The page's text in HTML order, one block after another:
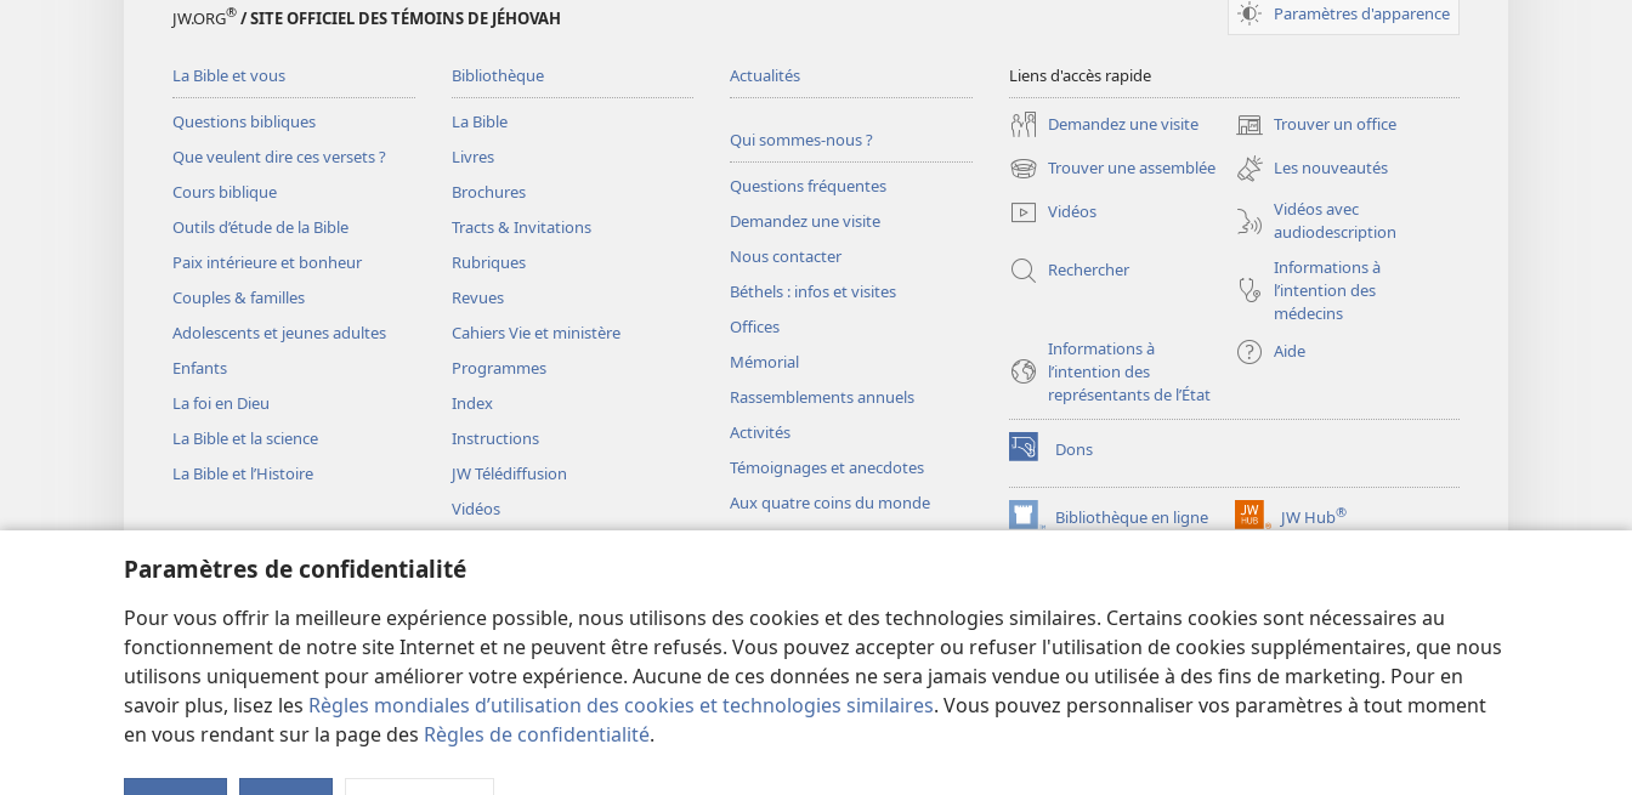
Paramètres de confidentialité
Pour vous offrir la meilleure expérience possible, nous utilisons des cookies et des technologies similaires. Certains cookies sont nécessaires au
fonctionnement de notre site Internet et ne peuvent être refusés. Vous pouvez accepter ou refuser l'utilisation de cookies supplémentaires, que nous
utilisons uniquement pour améliorer votre expérience. Aucune de ces données ne sera jamais vendue ou utilisée à des fins de marketing. Pour en
savoir plus, lisez les Règles mondiales d’utilisation des cookies et technologies similaires. Vous pouvez personnaliser vos paramètres à tout moment
en vous rendant sur la page des Règles de confidentialité.
JW.ORG® / SITE OFFICIEL DES TÉMOINS DE JÉHOVAH Paramètres d'apparence
La Bible et vous
Questions bibliques
Que veulent dire ces versets ?
Cours biblique
Outils d’étude de la Bible
Paix intérieure et bonheur
Couples & familles
Adolescents et jeunes adultes
Enfants
La foi en Dieu
La Bible et la science
La Bible et l’Histoire
Bibliothèque
La Bible
Livres
Brochures
Tracts & Invitations
Rubriques
Revues
Cahiers Vie et ministère
Programmes
Index
Instructions
JW Télédiffusion
Vidéos
Représentations théâtrales
Lectures bibliques théâtrales
Actualités
Qui sommes-nous ?
Questions fréquentes
Demandez une visite
Nous contacter
Béthels : infos et visites
Offices
Mémorial
Rassemblements annuels
Activités
Témoignages et anecdotes
Aux quatre coins du monde
Liens d'accès rapide
Demandez une visite Trouver un office
(ouvre
une
nouvelle
fenêtre)
Trouver une assemblée
(ouvre
une
nouvelle
Les nouveautés
Vidéos
Vidéos avec
audiodescription
Rechercher
Informations à
l’intention des
médecins
Informations à
l’intention des
représentants de l’État
Aide
Dons
(ouvre
une
nouvelle
fenêtre)
Bibliothèque en ligne
(ouvre
JW Hub®
(ouvre
Copyright © 2026 Watch Tower Bible and Tract Society of Pennsylvania.